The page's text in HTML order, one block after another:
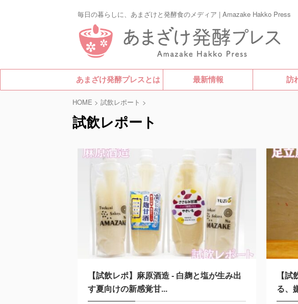
毎日の暮らしに、あまざけと発酵食のメディア | Amazake Hakko Press
あまざけ発酵プレスとは 最新情報 訪
HOME > 試飲レポート >
試飲レポート
【試飲レポ】麻原酒造 - 白麹と塩が生み出
す夏向けの新感覚甘...
【
る、